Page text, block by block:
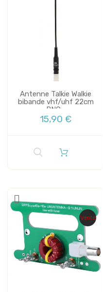
Antenne Talkie Walkie
bibande vhf/uhf 22cm
BNC...
15,90 €
Vente